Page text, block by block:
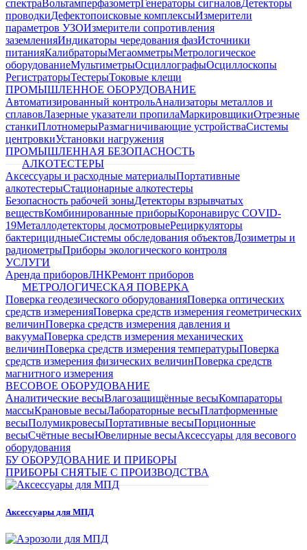
спектраВольтамперфазометрГенераторы сигналовДетекторы
проводкиДефектопоисковые комплексыИзмерители
параметров УЗОИзмерители сопротивления
заземленияИндикаторы чередования фазИсточники
питанияКалибраторыМегаомметрыМетрологическое
оборудованиеМультиметрыОсциллографыОсциллоскопы
РегистраторыТестерыТоковые клещи
ПРОМЫШЛЕННОЕ ОБОРУДОВАНИЕ
Автоматизированный контрольАнализаторы металлов и
сплавовЛазерные указатели пропилаМаркировщикиОтрезные
станкиПлотномерыРазмагничивающие устройстваСистемы
центровкиУстановки нагружения
ПРОМЫШЛЕННАЯ БЕЗОПАСНОСТЬ
АЛКОТЕСТЕРЫ
Аксессуары и расходные материалыПортативные
алкотестерыСтационарные алкотестеры
Безопасность рабочей зоныДетекторы взрывчатых
веществКомбинированные приборыКоронавирус COVID-
19Металлодетекторы досмотровыеРециркуляторы
бактерицидныеСистемы обследования объектовДозиметры и
радиометрыПриборы экологического контроля
УСЛУГИ
Аренда приборовЛНКРемонт приборов
МЕТРОЛОГИЧЕСКАЯ ПОВЕРКА
Поверка геодезического оборудованияПоверка оптических
средств измеренияПоверка средств измерения геометрических
величинПоверка средств измерения давления и
вакуумаПоверка средств измерения механических
величинПоверка средств измерения температурыПоверка
средств измерения физических величинПоверка средств
магнитного измерения
ВЕСОВОЕ ОБОРУДОВАНИЕ
Аналитические весыВлагозащищённые весыКомпараторы
массыКрановые весыЛабораторные весыПлатформенные
весыПолумикровесыПортативные весыПорционные
весыСчётные весыЮвелирные весыАксессуары для весового
оборудования
БУ ОБОРУДОВАНИЕ И ПРИБОРЫ
ПРИБОРЫ СНЯТЫЕ С ПРОИЗВОДСТВА
Аксессуары для МПД